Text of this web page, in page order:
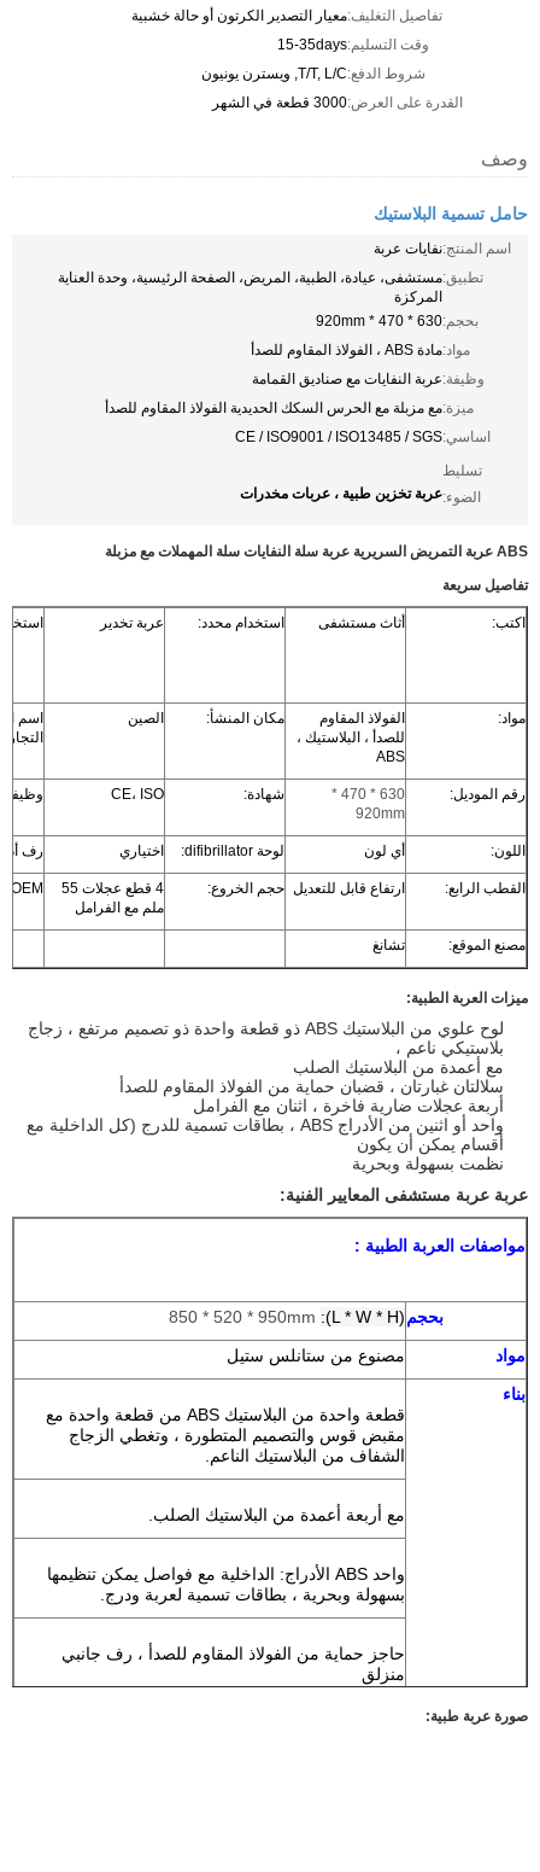
تفاصيل التغليف:معيار التصدير الكرتون أو حالة خشبية
وقت التسليم:15-35days
شروط الدفع:T/T, L/C, ويسترن يونيون
القدرة على العرض:3000 قطعة في الشهر
وصف
حامل تسمية البلاستيك
اسم المنتج:نفايات عربة
تطبيق:مستشفى، عيادة، الطبية، المريض، الصفحة الرئيسية، وحدة العناية
المركزة
بحجم:630 * 470 * 920mm
مواد:مادة ABS ، الفولاذ المقاوم للصدأ
وظيفة:عربة النفايات مع صناديق القمامة
ميزة:مع مزبلة مع الحرس السكك الحديدية الفولاذ المقاوم للصدأ
اساسي:CE / ISO9001 / ISO13485 / SGS
تسليط
الضوء:عربة تخزين طبية ، عربات مخدرات
ABS عربة التمريض السريرية عربة سلة النفايات سلة المهملات مع مزبلة
تفاصيل سريعة
اكتب: أثاث مستشفى استخدام محدد: عربة تخدير
مواد:
الفولاذ المقاوم
للصدأ ، البلاستيك ،
ABS
مكان المنشأ: الصين
اسم
رقم الموديل:
630 * 470 *
920mm
شهادة: CE، ISO وظيفة:
اللون: أي لون لوحة difibrillator: اختياري رف
القطب الرابع: ارتفاع قابل للتعديل حجم الخروع:
4 قطع عجلات 55
ملم مع الفرامل
OEM:
مصنع الموقع: تشانغ
ميزات العربة الطبية:
لوح علوي من البلاستيك ABS ذو قطعة واحدة ذو تصميم مرتفع ، زجاج
بلاستيكي ناعم ،
مع أعمدة من البلاستيك الصلب
سلالتان غبارتان ، قضبان حماية من الفولاذ المقاوم للصدأ
أربعة عجلات ضارية فاخرة ، اثنان مع الفرامل
واحد أو اثنين من الأدراج ABS ، بطاقات تسمية للدرج (كل الداخلية مع
أقسام يمكن أن يكون
نظمت بسهولة وبحرية
عربة عربة مستشفى المعايير الفنية:
مواصفات العربة الطبية :
بحجم(L * W * H):
850 * 520 * 950mm
مواد
مصنوع من ستانلس ستيل
بناء
قطعة واحدة من البلاستيك ABS من قطعة واحدة مع
مقبض قوس والتصميم المتطورة ، وتغطي الزجاج
الشفاف من البلاستيك الناعم.
مع أربعة أعمدة من البلاستيك الصلب.
واحد ABS الأدراج: الداخلية مع فواصل يمكن تنظيمها
بسهولة وبحرية ، بطاقات تسمية لعربة ودرج.
حاجز حماية من الفولاذ المقاوم للصدأ ، رف جانبي
منزلق
صورة عربة طبية: